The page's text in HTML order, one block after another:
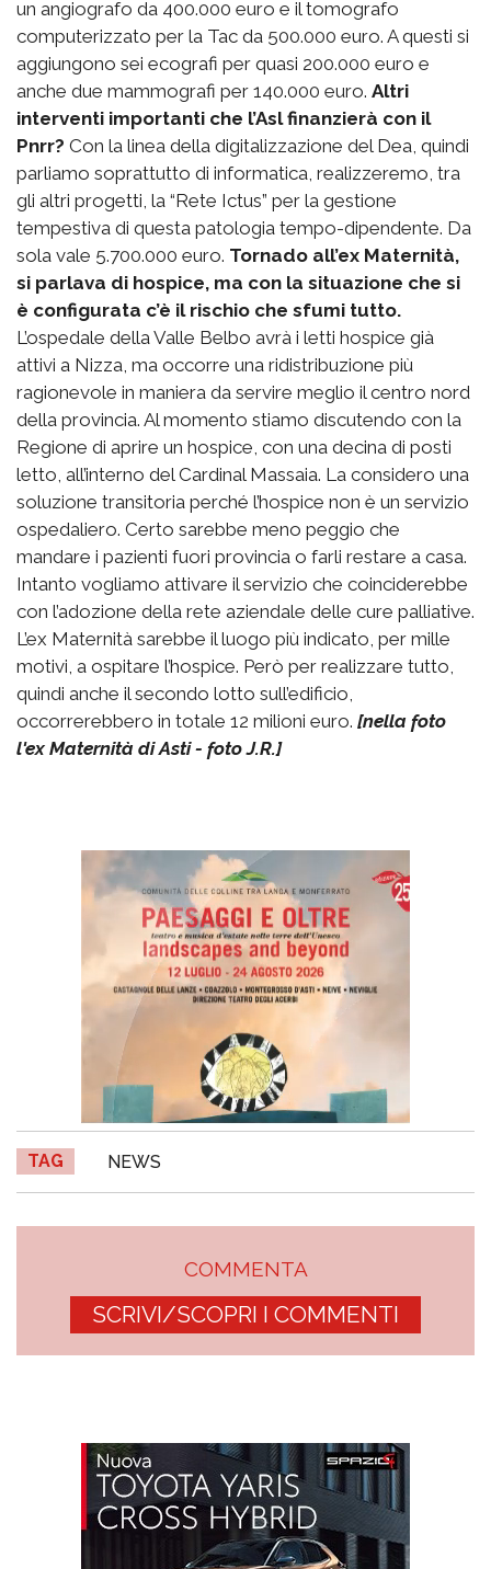
un angiografo da 400.000 euro e il tomografo
computerizzato per la Tac da 500.000 euro. A questi si
aggiungono sei ecografi per quasi 200.000 euro e
anche due mammografi per 140.000 euro. Altri
interventi importanti che l’Asl finanzierà con il
Pnrr? Con la linea della digitalizzazione del Dea, quindi
parliamo soprattutto di informatica, realizzeremo, tra
gli altri progetti, la “Rete Ictus” per la gestione
tempestiva di questa patologia tempo-dipendente. Da
sola vale 5.700.000 euro. Tornado all’ex Maternità,
si parlava di hospice, ma con la situazione che si
è configurata c’è il rischio che sfumi tutto.
L’ospedale della Valle Belbo avrà i letti hospice già
attivi a Nizza, ma occorre una ridistribuzione più
ragionevole in maniera da servire meglio il centro nord
della provincia. Al momento stiamo discutendo con la
Regione di aprire un hospice, con una decina di posti
letto, all’interno del Cardinal Massaia. La considero una
soluzione transitoria perché l’hospice non è un servizio
ospedaliero. Certo sarebbe meno peggio che
mandare i pazienti fuori provincia o farli restare a casa.
Intanto vogliamo attivare il servizio che coinciderebbe
con l’adozione della rete aziendale delle cure palliative.
L’ex Maternità sarebbe il luogo più indicato, per mille
motivi, a ospitare l’hospice. Però per realizzare tutto,
quindi anche il secondo lotto sull’edificio,
occorrerebbero in totale 12 milioni euro. [nella foto
l'ex Maternità di Asti - foto J.R.]
TAG NEWS
COMMENTA
SCRIVI/SCOPRI I COMMENTI